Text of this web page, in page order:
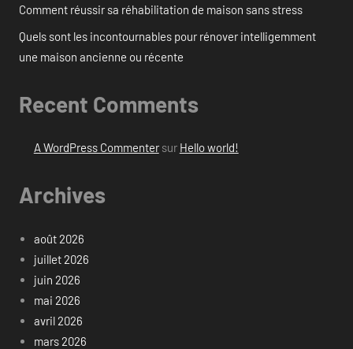
Comment réussir sa réhabilitation de maison sans stress
Quels sont les incontournables pour rénover intelligemment
une maison ancienne ou récente
Recent Comments
A WordPress Commentersur Hello world!
Archives
août 2026
juillet 2026
juin 2026
mai 2026
avril 2026
mars 2026